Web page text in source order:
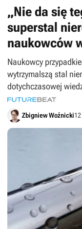
„Nie da się
superstal
naukowców
Naukowcy
wytrzymalszą stal
dotychczasowej
Zbigniew Woźnicki